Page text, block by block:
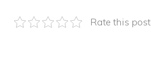
Rate this post